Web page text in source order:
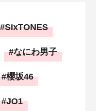
SixTONES
なにわ男子
櫻坂46
JO1